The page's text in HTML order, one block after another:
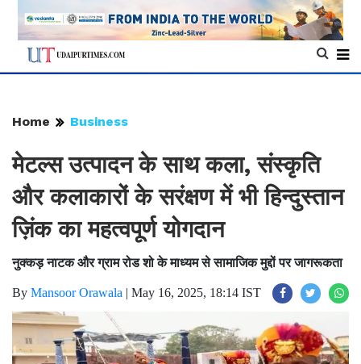
Home Business
मेटल्स उत्पादन के साथ कला, संस्कृति
और कलाकारों के सरंक्षण में भी हिन्दुस्तान
ज़िंक का महत्वपूर्ण योगदान
नुक्कड़ नाटक और ग्राम रोड शो के माध्यम से सामाजिक मुद्दों पर जागरूकता
By Mansoor Orawala | May 16, 2025, 18:14 IST